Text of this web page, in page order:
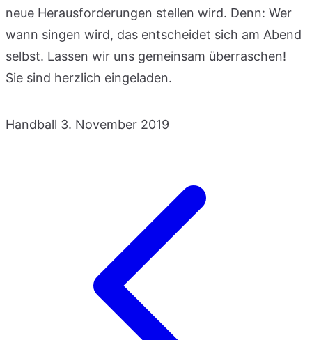
neue Herausforderungen stellen wird. Denn: Wer
wann singen wird, das entscheidet sich am Abend
selbst. Lassen wir uns gemeinsam überraschen!
Sie sind herzlich eingeladen.
Handball 3. November 2019